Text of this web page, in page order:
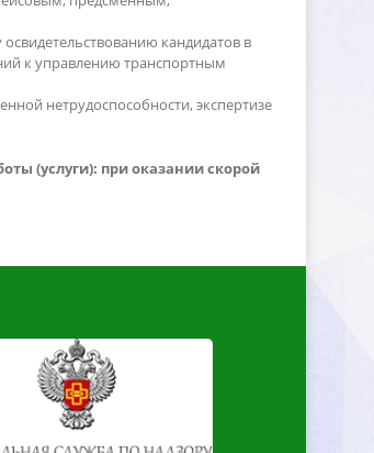
освидетельствованию кандидато
к управлению транспортным
нетрудоспособности, экспертизе
(услуги): при оказании скорой